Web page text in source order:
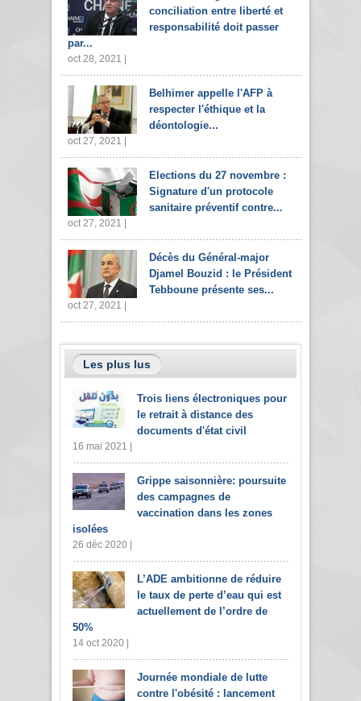
conciliation entre liberté et
responsabilité doit passer
par...
oct 28, 2021 |
Belhimer appelle l'AFP à
respecter l'éthique et la
déontologie...
oct 27, 2021 |
Elections du 27 novembre :
Signature d'un protocole
sanitaire préventif contre...
oct 27, 2021 |
Décès du Général-major
Djamel Bouzid : le Président
Tebboune présente ses...
oct 27, 2021 |
Les plus lus
Trois liens électroniques pour
le retrait à distance des
documents d'état civil
16 mai 2021 |
Grippe saisonnière: poursuite
des campagnes de
vaccination dans les zones
isolées
26 déc 2020 |
L’ADE ambitionne de réduire
le taux de perte d’eau qui est
actuellement de l’ordre de
50%
14 oct 2020 |
Journée mondiale de lutte
contre l'obésité : lancement